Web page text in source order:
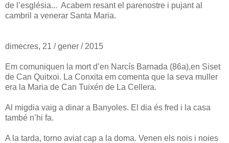
de l’església... Acabem resant el parenostre i pujant al
cambril a venerar Santa Maria.
dimecres, 21 / gener / 2015
Em comuniquen la mort d’en Narcís Barnada (86a),en Siset
de Can Quitxoi. La Conxita em comenta que la seva muller
era la Maria de Can Tuixén de La Cellera.
Al migdia vaig a dinar a Banyoles. El dia és fred i la casa
també n’hi fa.
A la tarda, torno aviat cap a la doma. Venen els nois i noies